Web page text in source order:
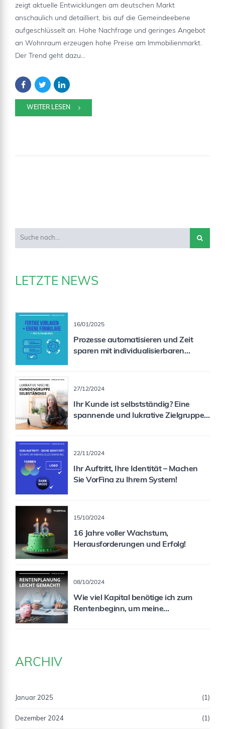
zeigt aktuelle Entwicklungen am deutschen Markt
anschaulich und detailliert, bis auf die Gemeindeebene
aufgeschlüsselt an. Hohe Nachfrage und geringes Angebot
an Wohnraum erzeugen hohe Preise am Immobilienmarkt.
Der Trend geht dazu...
WEITER LESEN
LETZTE NEWS
16/01/2025
Prozesse automatisieren und Zeit
sparen mit individualisierbaren
27/12/2024
Ihr Kunde ist selbstständig? Eine
spannende und lukrative Zielgruppe
22/11/2024
Ihr Auftritt, Ihre Identität – Machen
Sie VorFina zu Ihrem System!
15/10/2024
16 Jahre voller Wachstum,
Herausforderungen und Erfolg!
08/10/2024
Wie viel Kapital benötige ich zum
Rentenbeginn, um meine
ARCHIV
Januar 2025 (1)
Dezember 2024 (1)